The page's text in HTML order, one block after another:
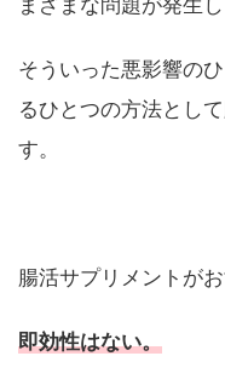
そういった悪影響の
るひとつの方法とし
す。
腸活サプリメントがお
即効性はない。